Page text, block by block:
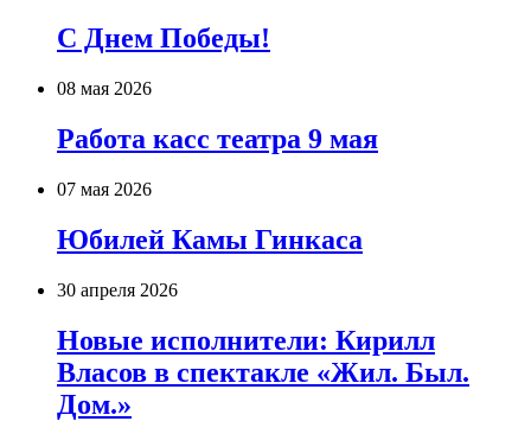
С Днем Победы!
08 мая 2026
Работа касс театра 9 мая
07 мая 2026
Юбилей Камы Гинкаса
30 апреля 2026
Новые исполнители: Кирилл
Власов в спектакле «Жил. Был.
Дом.»